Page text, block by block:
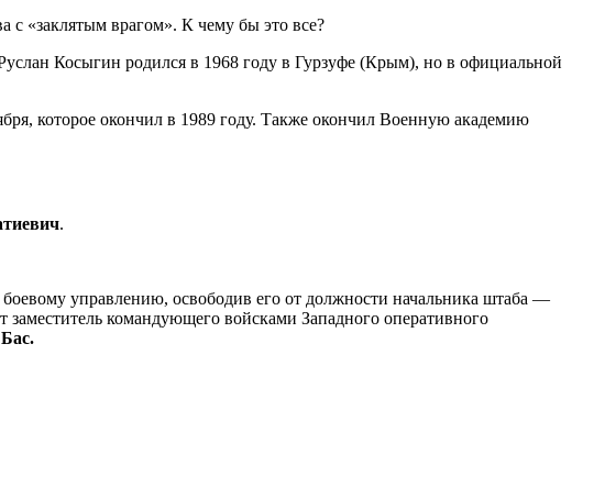
с «заклятым врагом». К чему бы это все?
Косыгин родился в 1968 году в Гурзуфе (Крым), но в официальной
которое окончил в 1989 году. Также окончил Военную академию
.
боевому управлению, освободив его от должности начальника штаба —
командующего войсками Западного оперативного